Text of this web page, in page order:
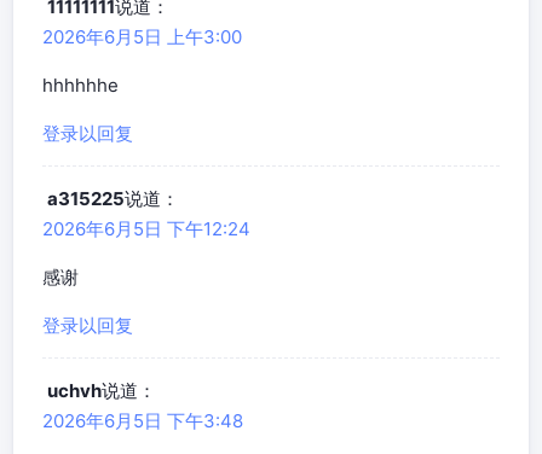
11111111说道：
2026年6月5日 上午3:00
hhhhhhe
登录以回复
a315225说道：
2026年6月5日 下午12:24
感谢
登录以回复
uchvh说道：
2026年6月5日 下午3:48